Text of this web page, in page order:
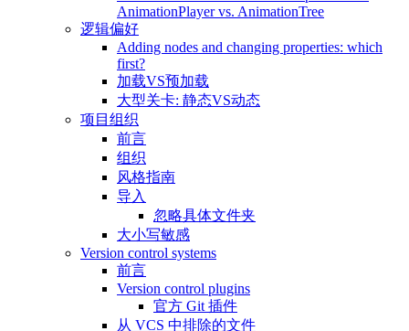
AnimationPlayer vs. AnimationTree
逻辑偏好
Adding nodes and changing properties: which
first?
加载VS预加载
大型关卡: 静态VS动态
项目组织
前言
组织
风格指南
导入
忽略具体文件夹
大小写敏感
Version control systems
前言
Version control plugins
官方 Git 插件
从 VCS 中排除的文件